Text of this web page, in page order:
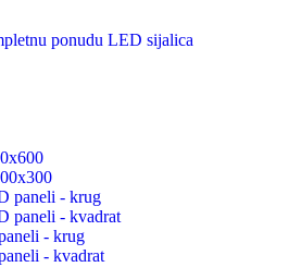
ponudu LED sijalica
paneli - krug
paneli - kvadrat
- krug
- kvadrat